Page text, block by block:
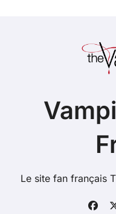
Le site fan français